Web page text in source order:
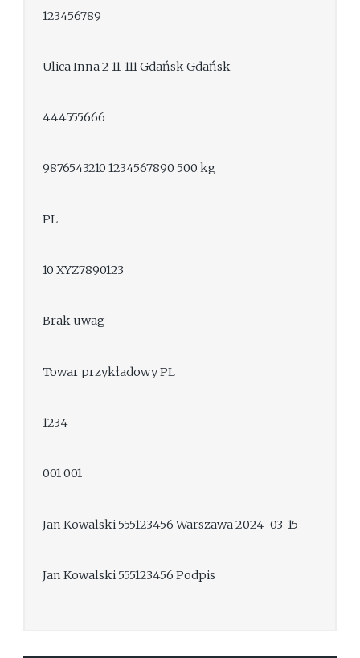
123456789
Ulica Inna 2 11-111 Gdańsk Gdańsk
444555666
9876543210 1234567890 500 kg
PL
10 XYZ7890123
Brak uwag
Towar przykładowy PL
1234
001 001
Jan Kowalski 555123456 Warszawa 2024-03-15
Jan Kowalski 555123456 Podpis